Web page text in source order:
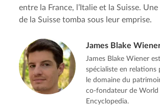
entre la France, l’Italie et la Suisse.
de la Suisse tomba sous leur emprise.
James Blake
James Blake Wiener
spécialiste en relations
le domaine du
co-fondateur de
Encyclopedia.